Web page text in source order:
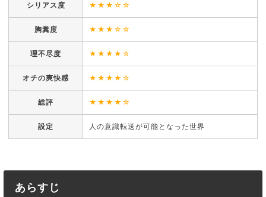
シリアス度 ★★★☆☆
胸糞度 ★★★☆☆
理不尽度 ★★★★☆
オチの爽快感 ★★★★☆
総評 ★★★★☆
設定 人の意識転送が可能となった世界
あらすじ